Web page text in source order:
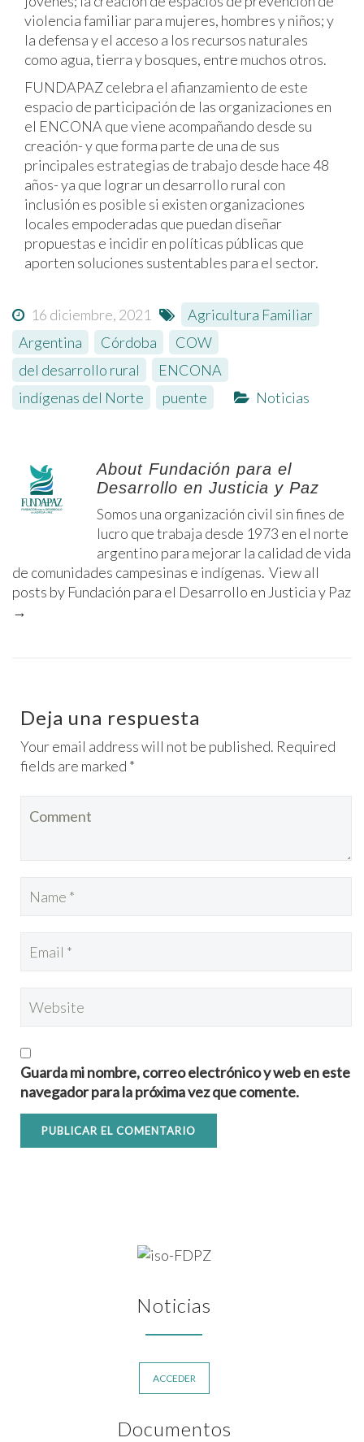
violencia familiar para mujeres, hombres y niños; y
la defensa y el acceso a los recursos naturales
como agua, tierra y bosques, entre muchos otros.
FUNDAPAZ celebra el afianzamiento de este
espacio de participación de las organizaciones en
el ENCONA que viene acompañando desde su
creación- y que forma parte de una de sus
principales estrategias de trabajo desde hace 48
años- ya que lograr un desarrollo rural con
inclusión es posible si existen organizaciones
locales empoderadas que puedan diseñar
propuestas e incidir en políticas públicas que
aporten soluciones sustentables para el sector.
16 diciembre, 2021 Agricultura Familiar
Argentina
Córdoba COW
del desarrollo rural
ENCONA
indígenas del Norte
puente Noticias
About Fundación para el
Desarrollo en Justicia y Paz
Somos una organización civil sin fines de
lucro que trabaja desde 1973 en el norte
argentino para mejorar la calidad de vida
de comunidades campesinas e indígenas. View all
posts by Fundación para el Desarrollo en Justicia y Paz
→
Deja una respuesta
Your email address will not be published. Required
fields are marked *
Guarda mi nombre, correo electrónico y web en este
navegador para la próxima vez que comente.
Noticias
ACCEDER
Documentos